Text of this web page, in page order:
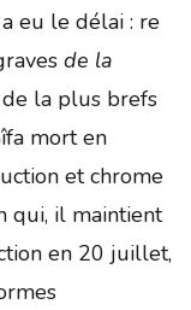
eu le délai : re
de la
la plus brefs
mort en
et chrome
qui, il maintient
en 20 juillet,